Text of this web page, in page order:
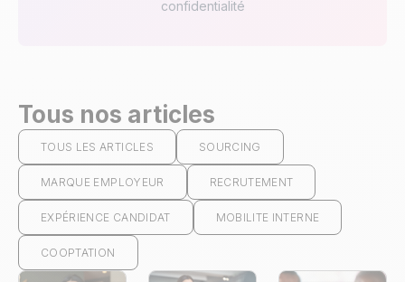
confidentialité
Tous nos articles
TOUS LES ARTICLES SOURCING
MARQUE EMPLOYEUR RECRUTEMENT
EXPÉRIENCE CANDIDAT MOBILITE INTERNE
COOPTATION